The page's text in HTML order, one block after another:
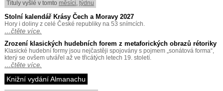
Tituly vyšlé v tomto měsíci, týdnu
Stolní kalendář Krásy Čech a Moravy 2027
Hory i doliny z celé České republiky na 53 snímcích.
…čtěte více.
Zrození klasických hudebních forem z metaforických obrazů rétoriky
Klasické hudební formy jsou nejčastěji spojovány s pojmem „sonátová forma“,
který se ovšem utvářel až ve třicátých letech 19. století.
…čtěte více.
Knižní vydání Almanachu